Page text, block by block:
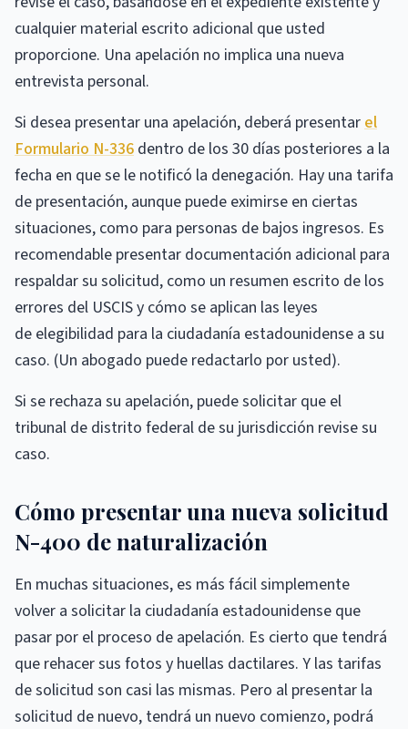
cualquier material escrito adicional que usted
proporcione. Una apelación no implica una nueva
entrevista personal.
Si desea presentar una apelación, deberá presentarel
Formulario N-336 dentro de los 30 días posteriores a la
fecha en que se le notificó la denegación. Hay una tarifa
de presentación, aunque puede eximirse en ciertas
situaciones, como para personas de bajos ingresos. Es
recomendable presentar documentación adicional para
respaldar su solicitud, como un resumen escrito de los
errores del USCIS y cómo se aplican las leyes
de elegibilidad para la ciudadanía estadounidense a su
caso. (Un abogado puede redactarlo por usted).
Si se rechaza su apelación, puede solicitar que el
tribunal de distrito federal de su jurisdicción revise su
caso.
Cómo presentar una nueva solicitud
N-400 de naturalización
En muchas situaciones, es más fácil simplemente
volver a solicitar la ciudadanía estadounidense que
pasar por el proceso de apelación. Es cierto que tendrá
que rehacer sus fotos y huellas dactilares. Y las tarifas
de solicitud son casi las mismas. Pero al presentar la
solicitud de nuevo, tendrá un nuevo comienzo, podrá